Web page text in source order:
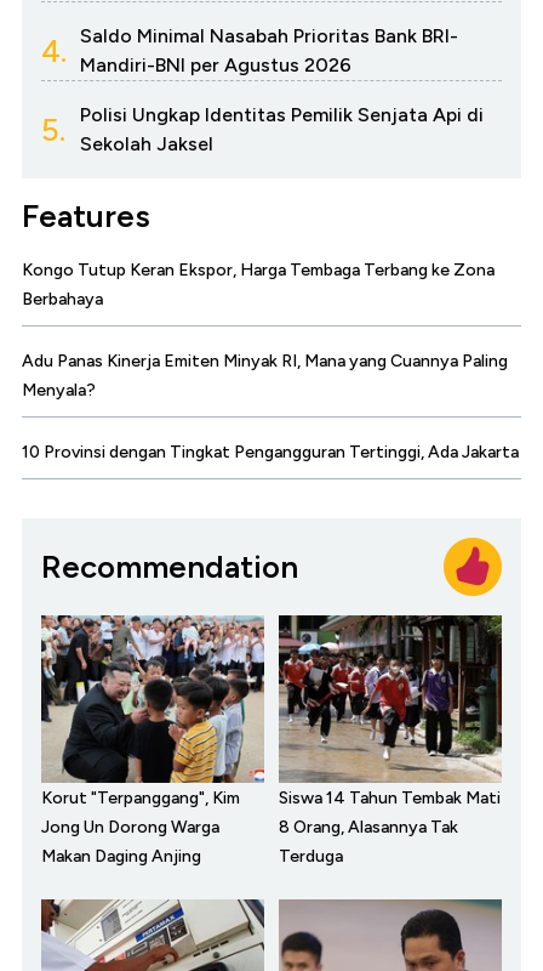
4.
Saldo Minimal Nasabah Prioritas Bank BRI-
Mandiri-BNI per Agustus 2026
5.
Polisi Ungkap Identitas Pemilik Senjata Api di
Sekolah Jaksel
Features
Kongo Tutup Keran Ekspor, Harga Tembaga Terbang ke Zona
Berbahaya
Adu Panas Kinerja Emiten Minyak RI, Mana yang Cuannya Paling
Menyala?
10 Provinsi dengan Tingkat Pengangguran Tertinggi, Ada Jakarta
Recommendation
Korut "Terpanggang", Kim
Jong Un Dorong Warga
Makan Daging Anjing
Siswa 14 Tahun Tembak Mati
8 Orang, Alasannya Tak
Terduga